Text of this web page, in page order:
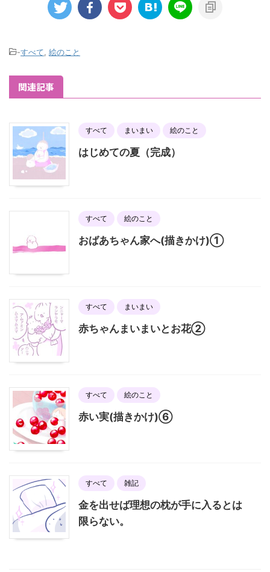
-すべて 絵のこと
関連記事
すべて まいまい 絵のこと
はじめての夏（完成）
すべて 絵のこと
おばあちゃん家へ(描きかけ)①
すべて まいまい
赤ちゃんまいまいとお花②
すべて 絵のこと
赤い実(描きかけ)⑥
すべて 雑記
金を出せば理想の枕が手に入るとは
限らない。